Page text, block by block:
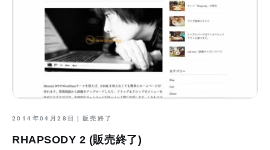
2014年04月28日｜ 販売終了
RHAPSODY 2 (販売終了)